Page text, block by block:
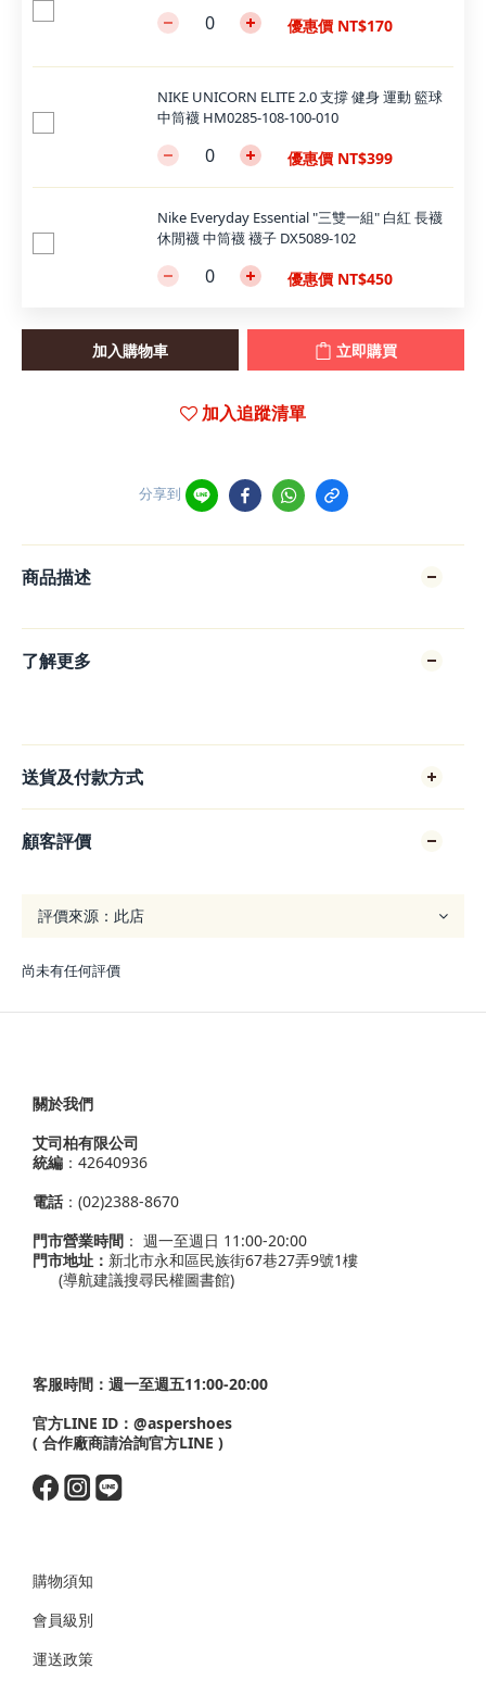
優惠價 NT$170
NIKE UNICORN ELITE 2.0 支撐 健身 運動 籃球
中筒襪 HM0285-108-100-010
優惠價 NT$399
Nike Everyday Essential "三雙一組" 白紅 長襪
休閒襪 中筒襪 襪子 DX5089-102
優惠價 NT$450
加入購物車 立即購買
加入追蹤清單
分享到
商品描述
了解更多
送貨及付款方式
顧客評價
尚未有任何評價
關於我們
艾司柏有限公司
統編 ：42640936
電話：(02)2388-8670
門市營業時間 ： 週一至週日 11:00-20:00
門市地址： 新北市永和區民族街67巷27弄9號1樓
(導航建議搜尋民權圖書館)
客服時間：週一至週五11:00-20:00
官方LINE ID： @aspershoes
( 合作廠商請洽詢官方LINE )
購物須知
會員級別
運送政策